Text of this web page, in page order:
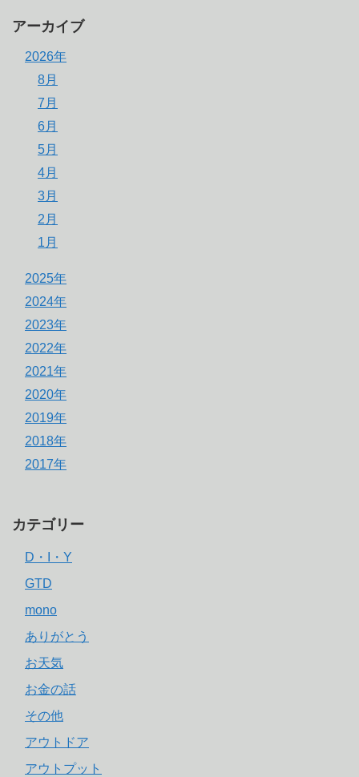
アーカイブ
2026年
8月
7月
6月
5月
4月
3月
2月
1月
2025年
2024年
2023年
2022年
2021年
2020年
2019年
2018年
2017年
カテゴリー
D・I・Y
GTD
mono
ありがとう
お天気
お金の話
その他
アウトドア
アウトプット